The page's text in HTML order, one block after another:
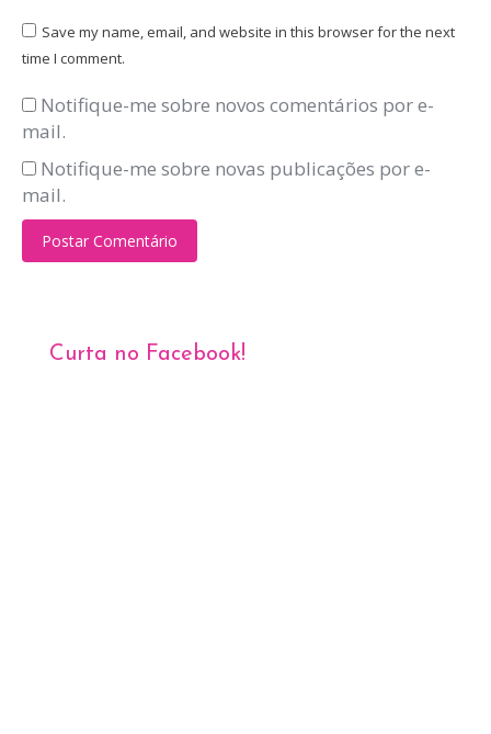
Save my name, email, and website in this browser for the next
time I comment.
Notifique-me sobre novos comentários por e-
mail.
Notifique-me sobre novas publicações por e-
mail.
Postar Comentário
Curta no Facebook!